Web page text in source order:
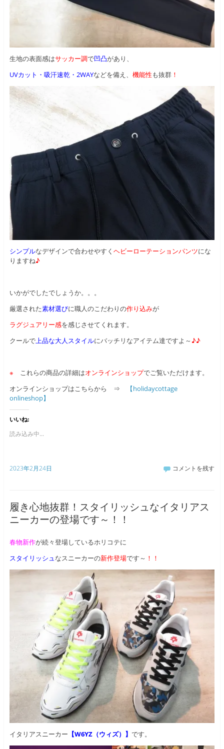
生地の表面感はサッカー調で凹凸があり、
UVカット・吸汗速乾・2WAYなどを備え、 機能性も抜群！
シンプルなデザインで合わせやすく ヘビーローテーションパンツにな
りますね♪
いかがでしたでしょうか。。。
厳選された素材選びに職人のこだわりの作り込みが
ラグジュアリー感を感じさせてくれます。
クールで上品な大人スタイルにバッチリなアイテム達ですよ～ ♪♪
※ これらの商品の詳細はオンラインショップでご覧いただけます。
オンラインショップはこちらから ⇒
【holidaycottage
onlineshop】
いいね:
読み込み中...
2023年2月24日 コメントを残す
履き心地抜群！スタイリッシュなイタリアス
ニーカーの登場です～！！
春物新作が続々登場しているホリコテに
スタイリッシュなスニーカーの新作登場です～ ！！
イタリアスニーカー 【W6YZ（ウィズ）】 です。